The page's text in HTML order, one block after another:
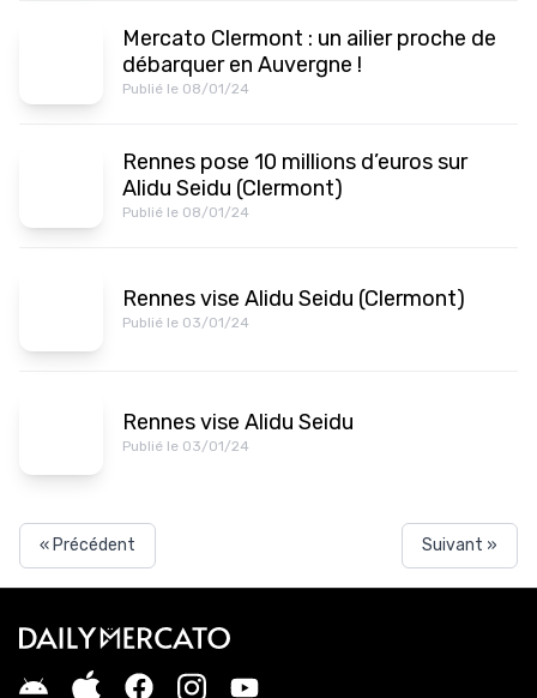
Mercato Clermont : un ailier proche de
débarquer en Auvergne !
Publié le 08/01/24
Rennes pose 10 millions d’euros sur
Alidu Seidu (Clermont)
Publié le 08/01/24
Rennes vise Alidu Seidu (Clermont)
Publié le 03/01/24
Rennes vise Alidu Seidu
Publié le 03/01/24
« Précédent Suivant »